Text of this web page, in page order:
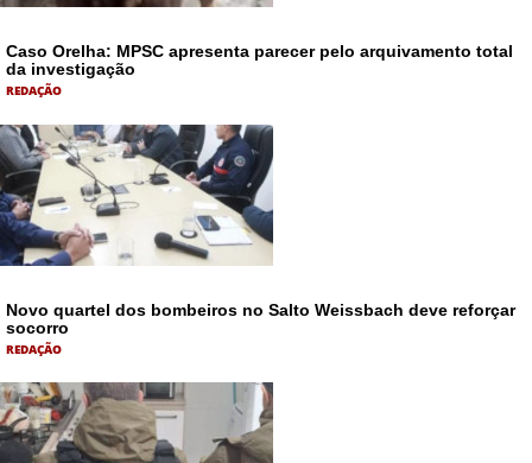
Caso Orelha: MPSC apresenta parecer pelo arquivamento total
da investigação
REDAÇÃO
Novo quartel dos bombeiros no Salto Weissbach deve reforçar
socorro
REDAÇÃO